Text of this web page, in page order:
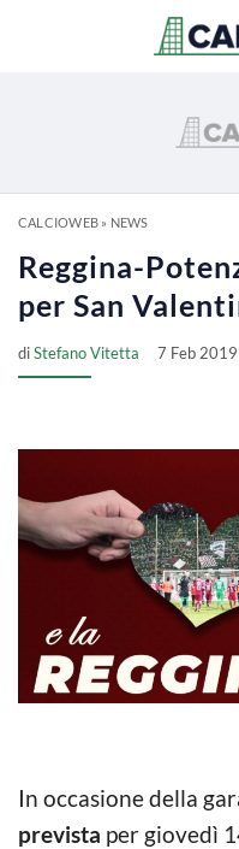
CALCIOWEB» NEWS
Reggina-
per San
diStefano Vitetta 7 Feb
In occasione della
prevista per giovedì